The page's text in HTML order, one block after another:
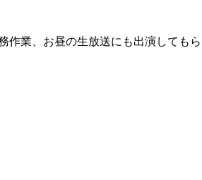
作業、お昼の生放送にも出演しても